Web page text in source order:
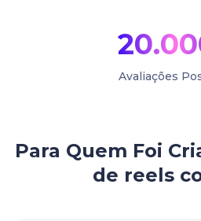
Avaliações
Para Quem Foi
de reels